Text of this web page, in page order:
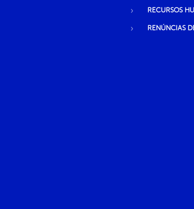
RECURSOS
RENÚNCIAS